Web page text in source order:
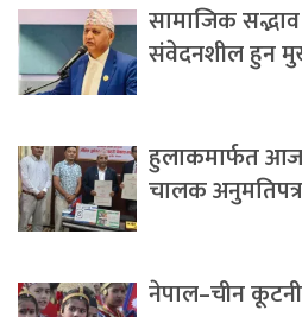
सामाजिक सद्भाव
संवेदनशील हुन
हुलाकमार्फत
चालक
नेपाल–चीन